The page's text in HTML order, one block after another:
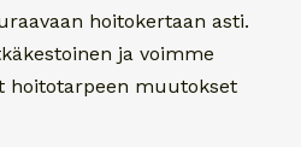
hoitokertaan asti.
ja voimme
hoitotarpeen muutokset